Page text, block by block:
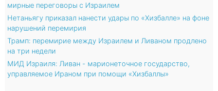
мирные переговоры с Израилем
Нетаньягу приказал нанести удары по «Хизбалле» на фоне
нарушений перемирия
Трамп: перемирие между Израилем и Ливаном продлено
на три недели
МИД Израиля: Ливан - марионеточное государство,
управляемое Ираном при помощи «Хизбаллы»